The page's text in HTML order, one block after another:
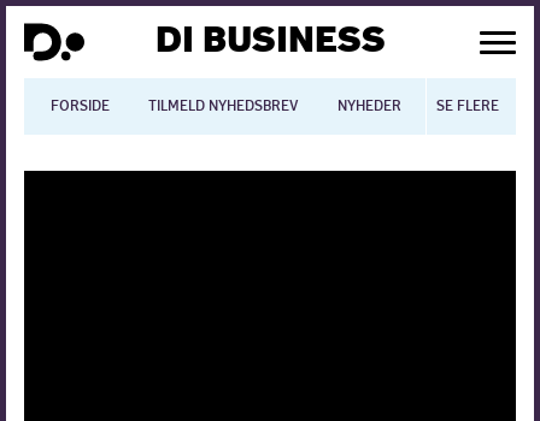
DI BUSINESS
FORSIDE TILMELD NYHEDSBREV NYHEDER BLOGS
SE FLERE